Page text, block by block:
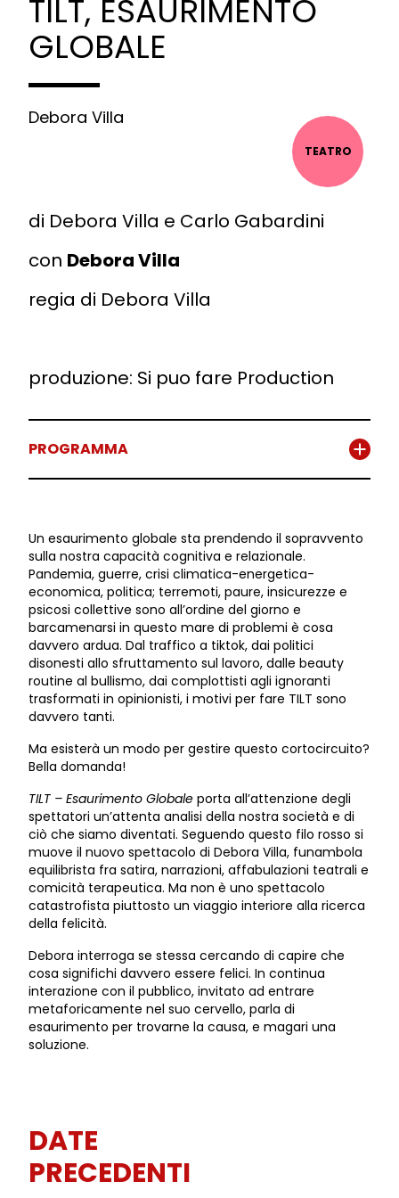
TILT, ESAURIMENTO
GLOBALE
Debora Villa
TEATRO
di Debora Villa e Carlo Gabardini
con Debora Villa
regia di Debora Villa
produzione: Si puo fare Production
PROGRAMMA
Un esaurimento globale sta prendendo il sopravvento
sulla nostra capacità cognitiva e relazionale.
Pandemia, guerre, crisi climatica-energetica-
economica, politica; terremoti, paure, insicurezze e
psicosi collettive sono all’ordine del giorno e
barcamenarsi in questo mare di problemi è cosa
davvero ardua. Dal traffico a tiktok, dai politici
disonesti allo sfruttamento sul lavoro, dalle beauty
routine al bullismo, dai complottisti agli ignoranti
trasformati in opinionisti, i motivi per fare TILT sono
davvero tanti.
Ma esisterà un modo per gestire questo cortocircuito?
Bella domanda!
TILT – Esaurimento Globale porta all’attenzione degli
spettatori un’attenta analisi della nostra società e di
ciò che siamo diventati. Seguendo questo filo rosso si
muove il nuovo spettacolo di Debora Villa, funambola
equilibrista fra satira, narrazioni, affabulazioni teatrali e
comicità terapeutica. Ma non è uno spettacolo
catastrofista piuttosto un viaggio interiore alla ricerca
della felicità.
Debora interroga se stessa cercando di capire che
cosa significhi davvero essere felici. In continua
interazione con il pubblico, invitato ad entrare
metaforicamente nel suo cervello, parla di
esaurimento per trovarne la causa, e magari una
soluzione.
DATE
PRECEDENTI